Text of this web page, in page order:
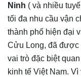
Ninh ( và nhiều
tối đa nhu cầu vận
thành phố hiện đại
Cửu Long, đã được
vai trò đặc biệt
kinh tế Việt Nam. Vì